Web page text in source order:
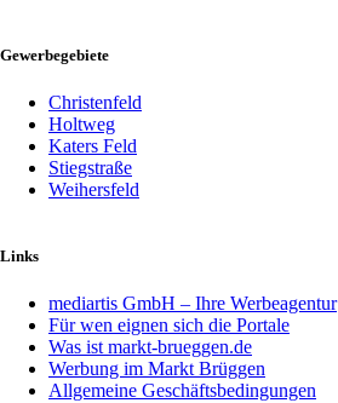
Gewerbegebiete
Christenfeld
Holtweg
Katers Feld
Stiegstraße
Weihersfeld
Links
mediartis GmbH – Ihre Werbeagentur
Für wen eignen sich die Portale
Was ist markt-brueggen.de
Werbung im Markt Brüggen
Allgemeine Geschäftsbedingungen